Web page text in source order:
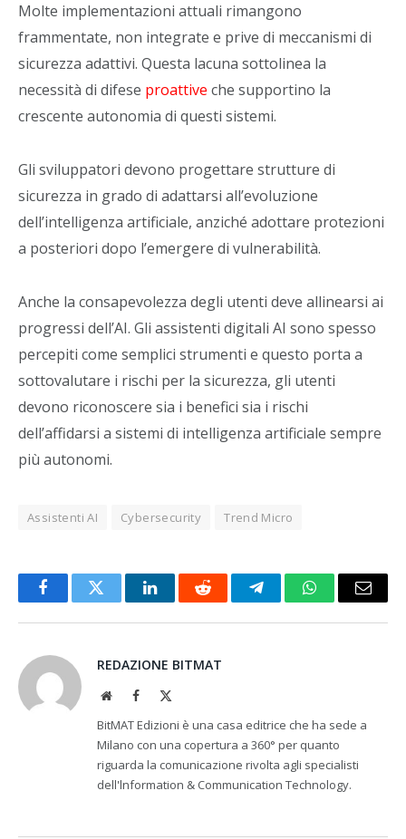
Molte implementazioni attuali rimangono
frammentate, non integrate e prive di meccanismi di
sicurezza adattivi. Questa lacuna sottolinea la
necessità di difese proattive che supportino la
crescente autonomia di questi sistemi.
Gli sviluppatori devono progettare strutture di
sicurezza in grado di adattarsi all’evoluzione
dell’intelligenza artificiale, anziché adottare protezioni
a posteriori dopo l’emergere di vulnerabilità.
Anche la consapevolezza degli utenti deve allinearsi ai
progressi dell’AI. Gli assistenti digitali AI sono spesso
percepiti come semplici strumenti e questo porta a
sottovalutare i rischi per la sicurezza, gli utenti
devono riconoscere sia i benefici sia i rischi
dell’affidarsi a sistemi di intelligenza artificiale sempre
più autonomi.
Assistenti AI Cybersecurity Trend Micro
FacebookTwitter LinkedInReddit TelegramWhatsAppEmail
REDAZIONE BITMAT
WebsiteFacebook
BitMAT Edizioni è una casa editrice che ha sede a
Milano con una copertura a 360° per quanto
riguarda la comunicazione rivolta agli specialisti
dell'lnformation & Communication Technology.